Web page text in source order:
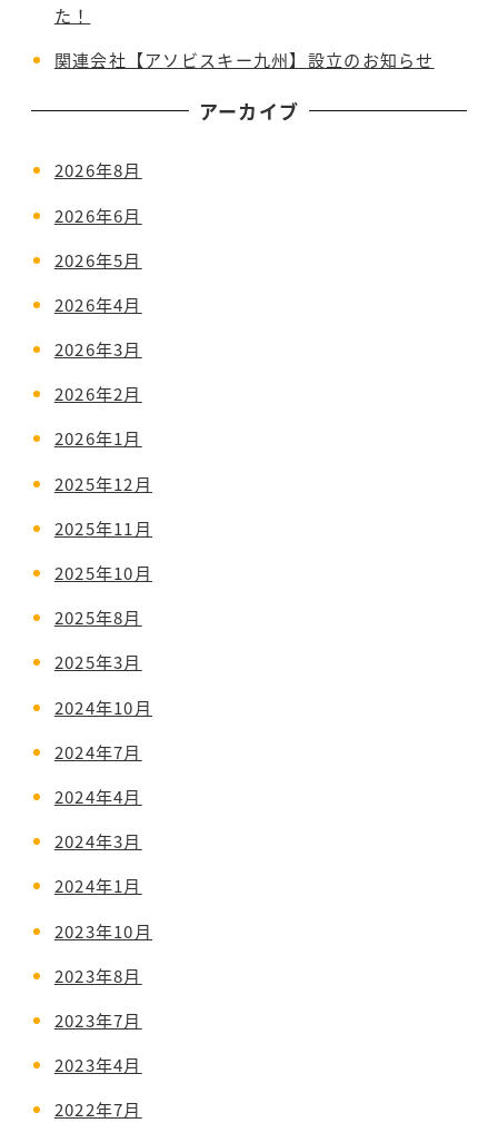
た！
関連会社【アソビスキー九州】設立のお知らせ
アーカイブ
2026年8月
2026年6月
2026年5月
2026年4月
2026年3月
2026年2月
2026年1月
2025年12月
2025年11月
2025年10月
2025年8月
2025年3月
2024年10月
2024年7月
2024年4月
2024年3月
2024年1月
2023年10月
2023年8月
2023年7月
2023年4月
2022年7月